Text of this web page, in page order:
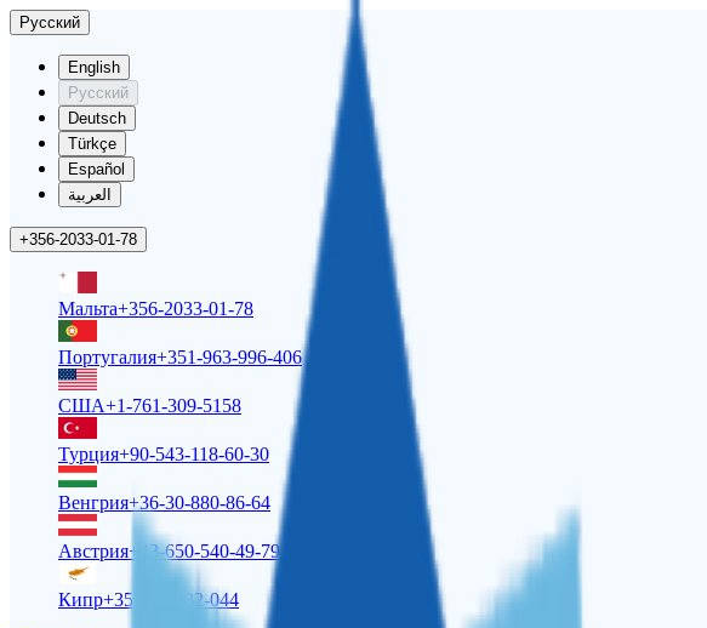
Русский
English
Русский
Deutsch
Türkçe
Español
العربية
+356-2033-01-78
Мальта+356-2033-01-78
Португалия+351-963-996-406
США+1-761-309-5158
Турция+90-543-118-60-30
Венгрия+36-30-880-86-64
Австрия+43-650-540-49-79
Кипр+357-22-232-044